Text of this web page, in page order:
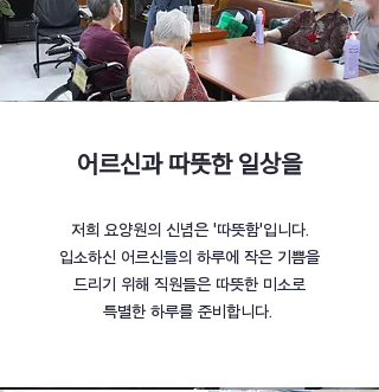
어르신과 따뜻한 일상을
저희 요양원의 신념은 '따뜻함'입니다.
입소하신 어르신들의 하루에 작은 기쁨을
드리기 위해 직원들은 따뜻한 미소로
특별한 하루를 준비합니다.